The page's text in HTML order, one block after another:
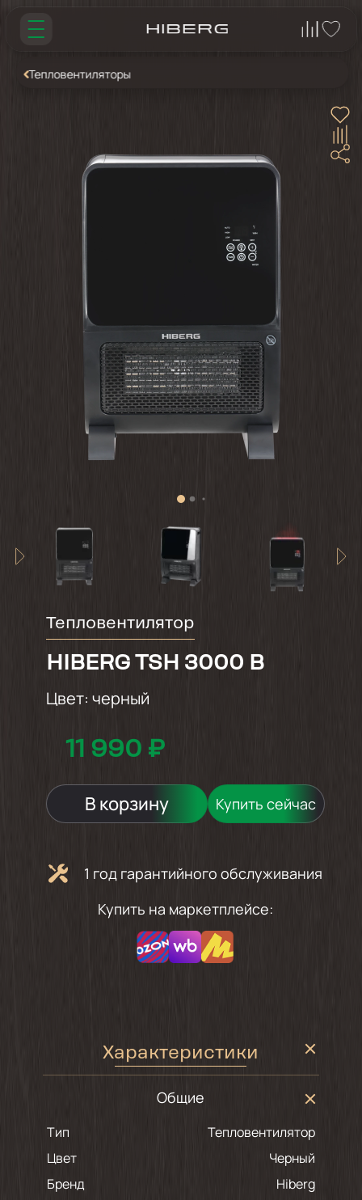
Тепловентиляторы
Тепловентилятор
HIBERG TSH 3000 B
Цвет: черный
11 990 ₽
В корзину Купить сейчас
1 год гарантийного обслуживания
Купить на маркетплейсе:
Характеристики
Общие
Тип
Тепловентилятор
Цвет
черный
Бренд
Hiberg